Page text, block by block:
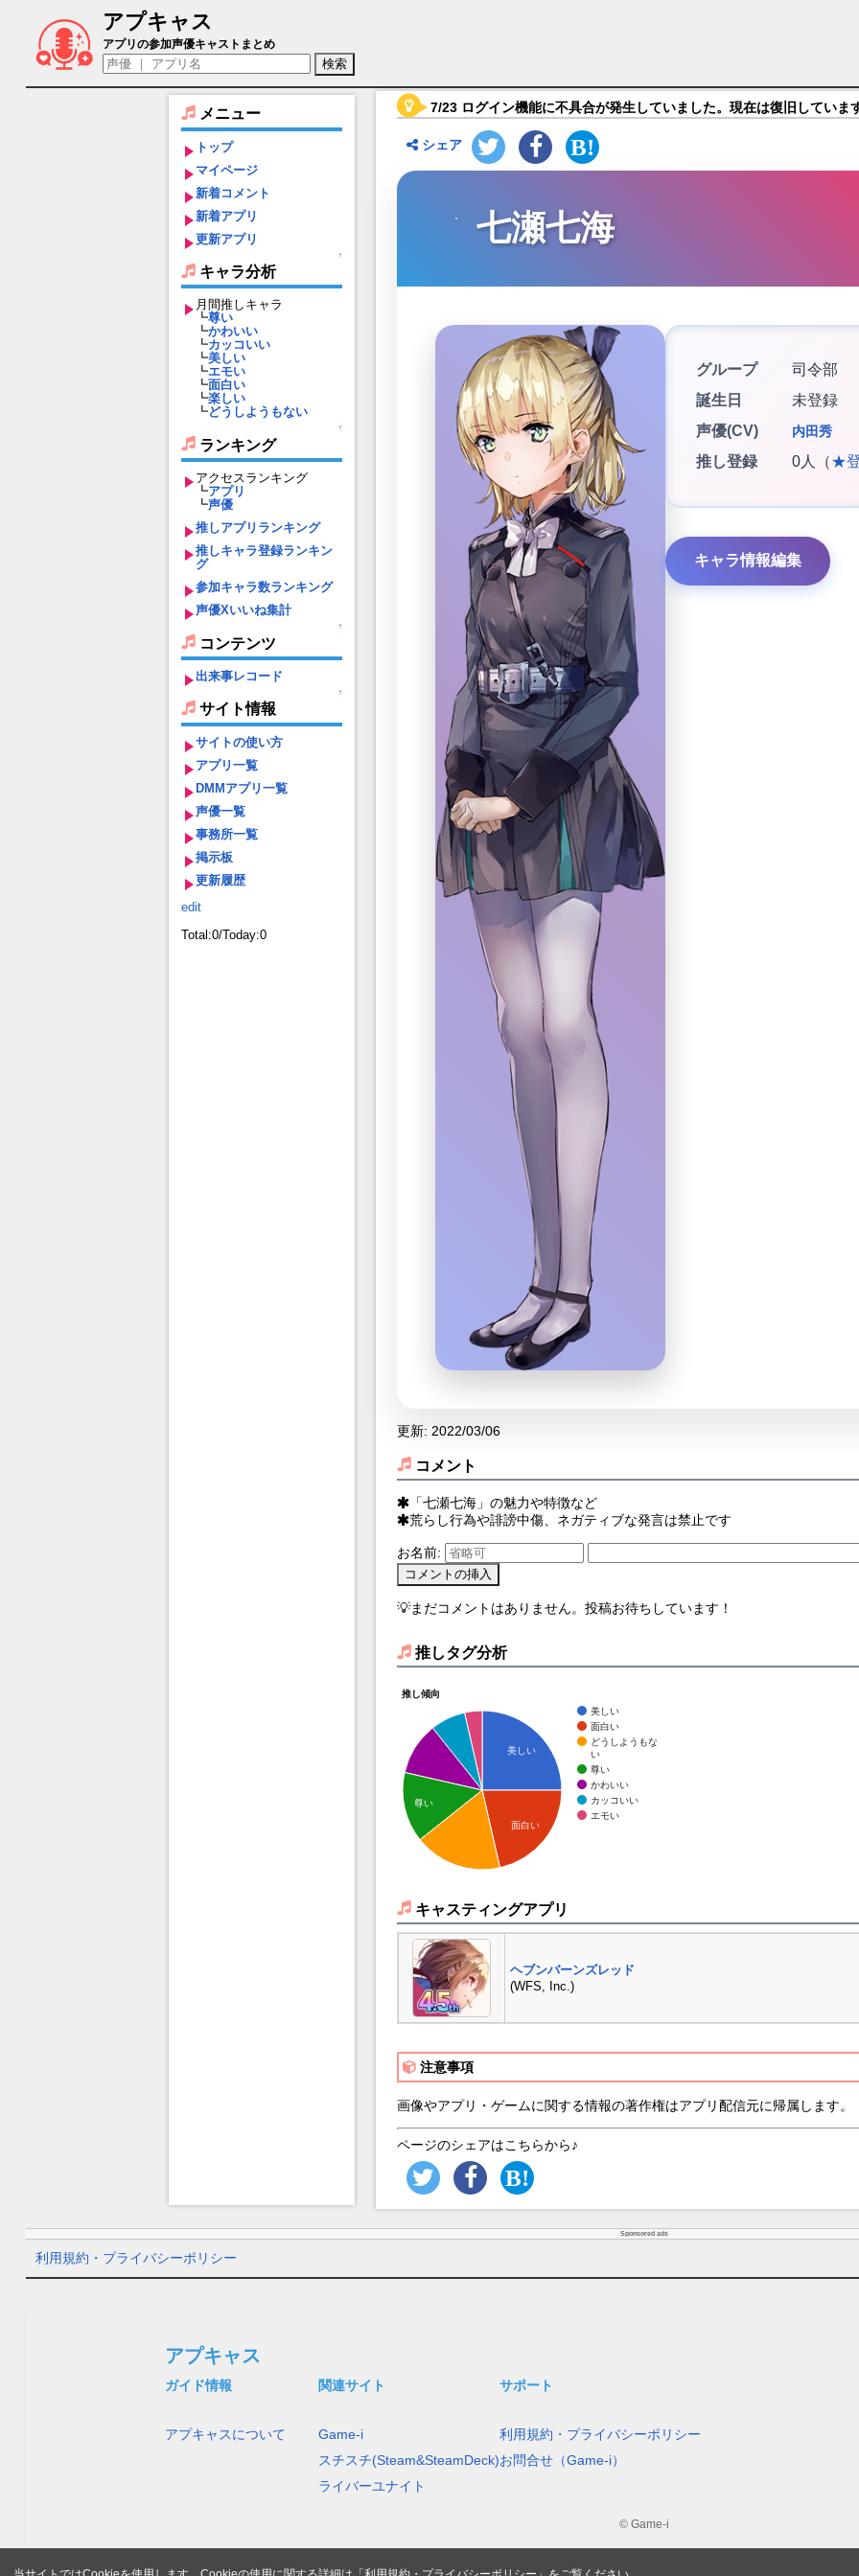
アプキャス
七瀬七海（声優：内田秀)【ヘブンバーンズレッド】キャラ紹介
アプリの参加声優キャストまとめ
メニュー
トップ
マイページ
新着コメント
新着アプリ
更新アプリ
↑
キャラ分析
月間推しキャラ
┗尊い
┗かわいい
┗カッコいい
┗美しい
┗エモい
┗面白い
┗楽しい
┗どうしようもない
↑
ランキング
アクセスランキング
┗アプリ
┗声優
推しアプリランキング
推しキャラ登録ランキン
グ
参加キャラ数ランキング
声優Xいいね集計
↑
コンテンツ
出来事レコード
↑
サイト情報
サイトの使い方
アプリ一覧
DMMアプリ一覧
声優一覧
事務所一覧
掲示板
更新履歴
edit
Total:0/Today:0
7/23 ログイン機能に不具合が発生していました。現在は復旧していま
シェア
七瀬七海
グループ
司令部
誕生日
未登録
声優(CV)
内田秀
推し登録 0人（★
キャラ情報編集
更新: 2022/03/06
コメント
「七瀬七海」の魅力や特徴など
荒らし行為や誹謗中傷、ネガティブな発言は禁止です
お名前:
💡まだコメントはありません。投稿お待ちしています！
推しタグ分析
推し傾向
美しい
面白い
どうしようもな
い
尊い
かわいい
カッコいい
エモい
美しい
面白い
尊い
キャスティングアプリ
ヘブンバーンズレッド
(WFS, Inc.)
注意事項
画像やアプリ・ゲームに関する情報の著作権はアプリ配信元に帰属します。
ページのシェアはこちらから♪
Sponsored ads
利用規約・プライバシーポリシー
アプキャス
ガイド情報
アプキャスについて
関連サイト
Game-i
スチスチ(Steam&SteamDeck)
ライバーユナイト
サポート
利用規約・プライバシーポリシー
お問合せ（Game-i）
© Game-i